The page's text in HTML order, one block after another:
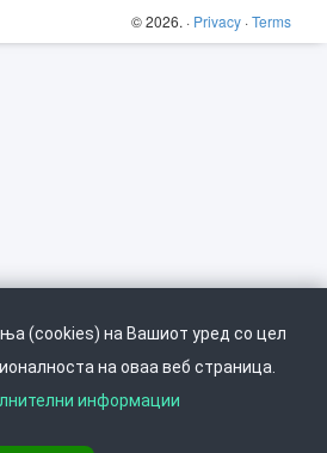
©2026. · Privacy ·Terms
(cookies) на Вашиот уред со цел
на оваа веб страница.
информации